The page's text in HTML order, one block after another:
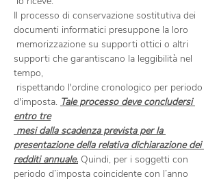
Il processo di conservazione sostitutiva dei
documenti informatici presuppone la loro
supporti che garantiscano la leggibilità nel
tempo,
d'imposta. Tale processo deve concludersi
entro tre
presentazione della relativa dichiarazione dei
redditi annuale. Quindi, per i soggetti con
periodo d’imposta coincidente con l’anno